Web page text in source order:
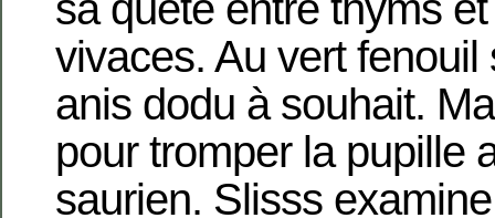
vivaces. Au vert fenouil
anis dodu à souhait.
pour tromper la pupille
saurien. Slisss